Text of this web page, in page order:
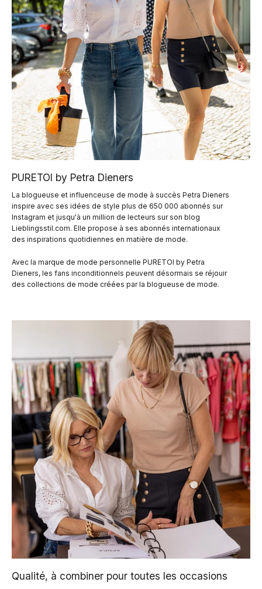
PURETOI by Petra Dieners
La blogueuse et influenceuse de mode à succès Petra Dieners
inspire avec ses idées de style plus de 650 000 abonnés sur
Instagram et jusqu'à un million de lecteurs sur son blog
Lieblingsstil.com. Elle propose à ses abonnés internationaux
des inspirations quotidiennes en matière de mode.
Avec la marque de mode personnelle PURETOI by Petra
Dieners, les fans inconditionnels peuvent désormais se réjouir
des collections de mode créées par la blogueuse de mode.
Qualité, à combiner pour toutes les occasions